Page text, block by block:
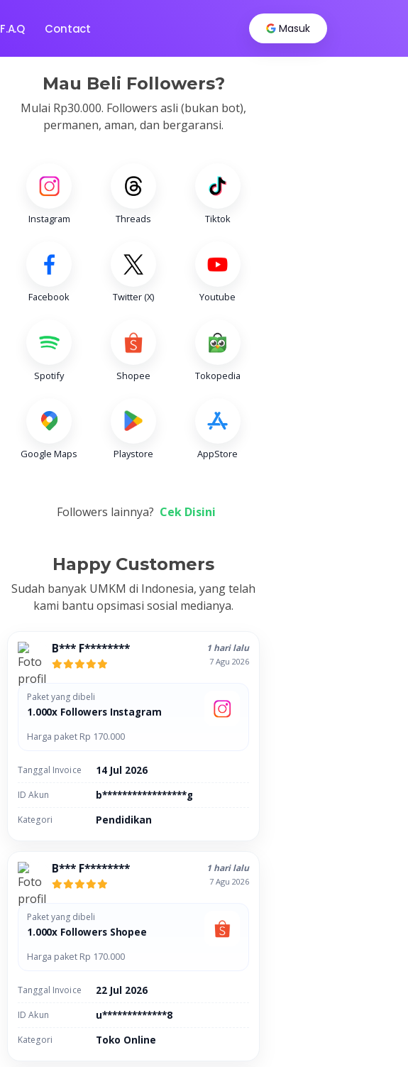
F.A.Q Contact Masuk
Mau Beli Followers?
Mulai Rp30.000. Followers asli (bukan bot),
permanen, aman, dan bergaransi.
Instagram Threads Tiktok
Facebook Twitter (X) Youtube
Spotify Shopee Tokopedia
Google Maps Playstore AppStore
Followers lainnya? Cek Disini
Happy Customers
Sudah banyak UMKM di Indonesia, yang telah
kami bantu opsimasi sosial medianya.
B*** F******** 1 hari lalu
7 Agu 2026
Paket yang dibeli
1.000x Followers Instagram
Harga paket Rp 170.000
Tanggal Invoice 14 Jul 2026
ID Akun b*****************g
Kategori Pendidikan
B*** F******** 1 hari lalu
7 Agu 2026
Paket yang dibeli
1.000x Followers Shopee
Harga paket Rp 170.000
Tanggal Invoice 22 Jul 2026
ID Akun u*************8
Kategori Toko Online